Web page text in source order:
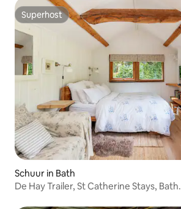
Superhost
Superhost
Schuur in Bath
De Hay Trailer, St Catherine Stays, Bath.